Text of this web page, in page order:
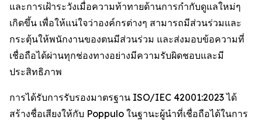
และการเฝ้าระวังเมื่อความท้าทายด้านการกำกับดูแลใหม่ๆ
เกิดขึ้น เพื่อให้แน่ใจว่าองค์กรต่างๆ สามารถมีส่วนร่วมและ
กระตุ้นให้พนักงานของตนมีส่วนร่วม และส่งมอบข้อความที่
เชื่อถือได้ผ่านทุกช่องทางอย่างมีความรับผิดชอบและมี
ประสิทธิภาพ
การได้รับการรับรองมาตรฐาน ISO/IEC 42001:2023 ได้
สร้างชื่อเสียงให้กับ Poppulo ในฐานะผู้นำที่เชื่อถือได้ในการ